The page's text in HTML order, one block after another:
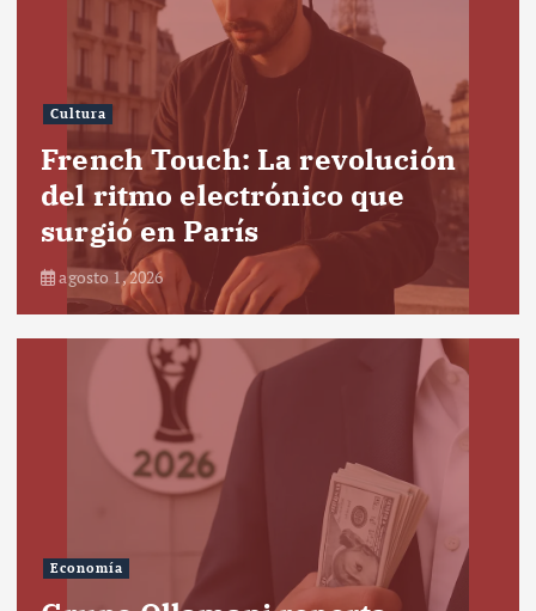
Cultura
French Touch: La revolución
del ritmo electrónico que
surgió en París
agosto 1, 2026
Economía